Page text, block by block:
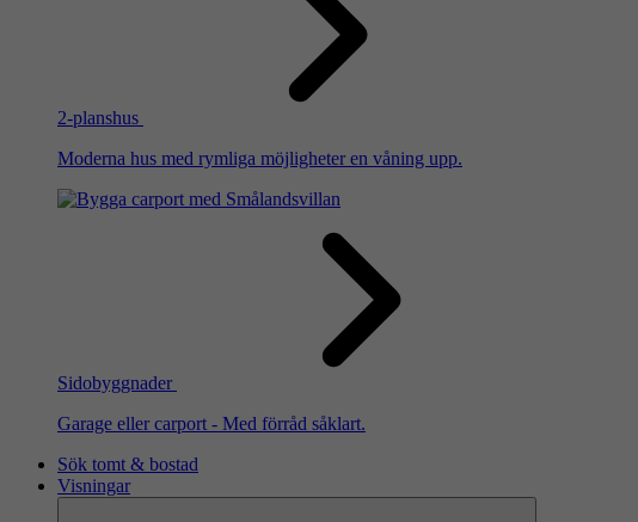
2-planshus
Moderna hus med rymliga möjligheter en våning upp.
Sidobyggnader
Garage eller carport - Med förråd såklart.
Sök tomt & bostad
Visningar